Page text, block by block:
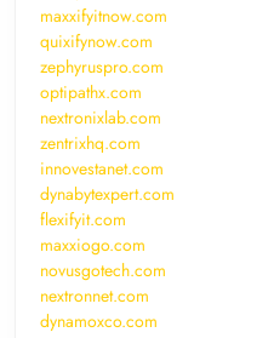
maxxifyitnow.com
quixifynow.com
zephyruspro.com
optipathx.com
nextronixlab.com
zentrixhq.com
innovestanet.com
dynabytexpert.com
flexifyit.com
maxxiogo.com
novusgotech.com
nextronnet.com
dynamoxco.com